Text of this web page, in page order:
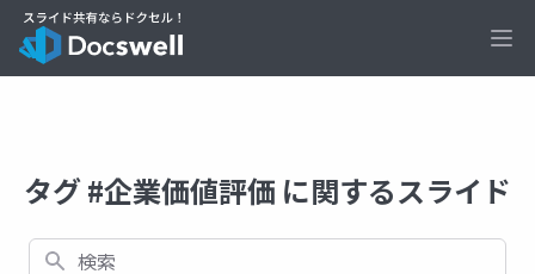
タグ #企業価値評価 に関するスライド
検索